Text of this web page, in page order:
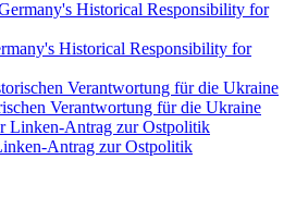
Historical Responsibility for
Verantwortung für die Ukraine
Antrag zur Ostpolitik